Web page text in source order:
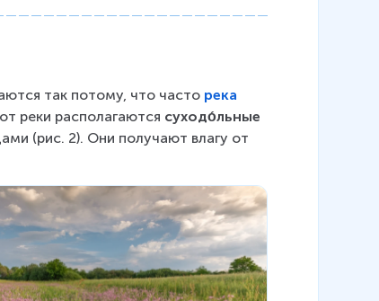
так потому, что часто река
реки располагаются суходо́льные
(рис. 2). Они получают влагу от